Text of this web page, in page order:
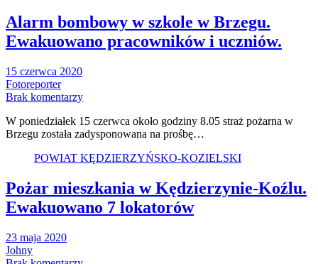
Alarm bombowy w szkole w Brzegu.
Ewakuowano pracowników i uczniów.
15 czerwca 2020
Fotoreporter
Brak komentarzy
W poniedziałek 15 czerwca około godziny 8.05 straż pożarna w
Brzegu została zadysponowana na prośbę…
POWIAT KĘDZIERZYŃSKO-KOZIELSKI
Pożar mieszkania w Kędzierzynie-Koźlu.
Ewakuowano 7 lokatorów
23 maja 2020
Johny